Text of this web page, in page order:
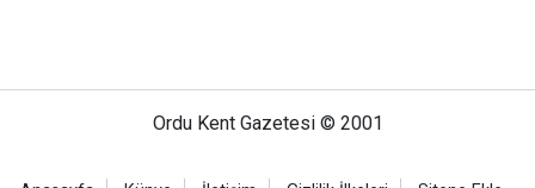
Ordu Kent Gazetesi © 2001